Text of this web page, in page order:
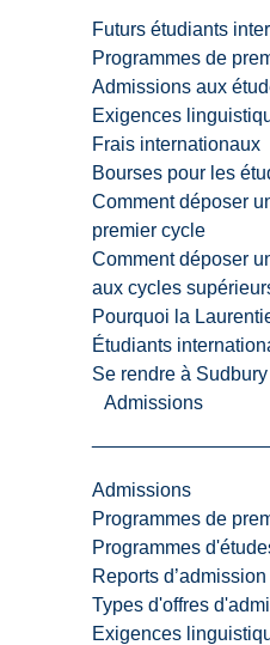
Futurs étudiants
Programmes de
Admissions aux
Exigences
Frais internationaux
Bourses pour les
Comment déposer
premier cycle
Comment déposer
aux cycles
Pourquoi la
Étudiants
Se rendre à Sudbury
Admissions
Admissions
Programmes de
Programmes
Reports d’admission
Types d'offres
Exigences